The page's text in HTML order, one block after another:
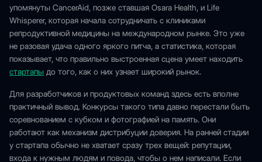
упомянуты CancerAid, позже ставшая Osara Health, и Life
Whisperer, которая начала сотрудничать с клиниками
репродуктивной медицины на международном рынке. Это уже
не разовая удача одного яркого питча, а статистика, которая
показывает, что правильно выстроенная сцена умеет находить
стартапы до того, как о них узнает широкий рынок.
Для разработчиков и продуктовых команд здесь есть вполне
практичный вывод. Конкурсы такого типа давно перестали быть
соревнованием с кубком и фотографией на память. Они
работают как механизм дистрибуции доверия. На ранней стадии
у стартапа обычно не хватает сразу трех вещей: репутации,
входа к нужным людям и повода, чтобы о нем написали. Если